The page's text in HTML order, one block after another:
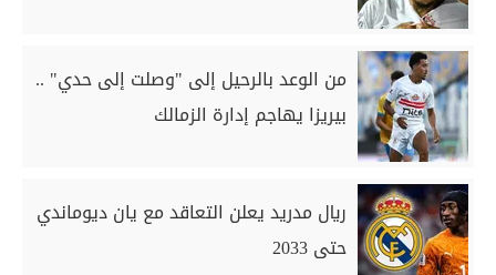
من الوعد بالرحيل إلى "وصلت إلى حدي" ..
بيريزا يهاجم إدارة الزمالك
ريال مدريد يعلن التعاقد مع يان ديوماندي
حتى 2033